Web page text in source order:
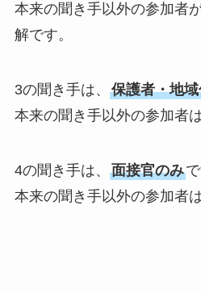
本来の聞き手以外の参加者
解です。
3の聞き手は、 保護者・地
本来の聞き手以外の参加者
4の聞き手は、 面接官のみで
本来の聞き手以外の参加者